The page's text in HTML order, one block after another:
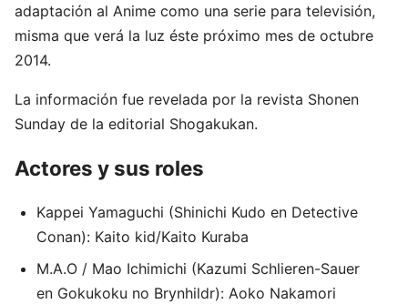
adaptación al Anime como una serie para televisión,
misma que verá la luz éste próximo mes de octubre
2014.
La información fue revelada por la revista Shonen
Sunday de la editorial Shogakukan.
Actores y sus roles
Kappei Yamaguchi (Shinichi Kudo en Detective
Conan): Kaito kid/Kaito Kuraba
M.A.O / Mao Ichimichi (Kazumi Schlieren-Sauer
en Gokukoku no Brynhildr): Aoko Nakamori